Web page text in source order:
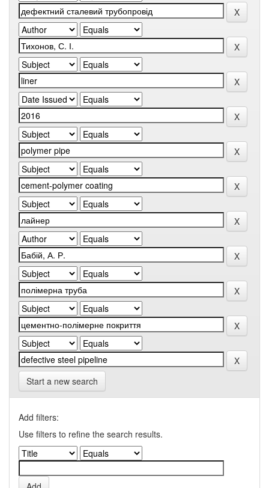
Start a new search
Add filters:
Use filters to refine the search results.